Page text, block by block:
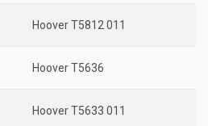
Hoover T5812 011
Hoover T5636
Hoover T5633 011